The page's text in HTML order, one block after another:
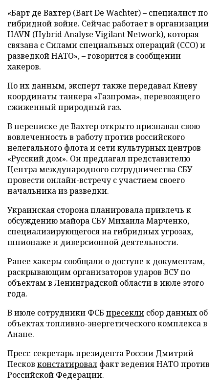
«Барт де Вахтер (Bart De Wachter) – специалист по
гибридной войне. Сейчас работает в организации
HAVN (Hybrid Analyse Vigilant Network), которая
связана с Силами специальных операций (ССО) и
разведкой НАТО», – говорится в сообщении
хакеров.
По их данным, эксперт также передавал Киеву
координаты танкера «Газпрома», перевозящего
сжиженный природный газ.
В переписке де Вахтер открыто признавал свою
вовлеченность в работу против российского
нелегального флота и сети культурных центров
«Русский дом». Он предлагал представителю
Центра международного сотрудничества СБУ
провести онлайн-встречу с участием своего
начальника из разведки.
Украинская сторона планировала привлечь к
обсуждению майора СБУ Михаила Марченко,
специализирующегося на гибридных угрозах,
шпионаже и диверсионной деятельности.
Ранее хакеры сообщали о доступе к документам,
раскрывающим организаторов ударов ВСУ по
объектам в Ленинградской области в июле этого
года.
В июле сотрудники ФСБ пресекли сбор данных об
объектах топливно-энергетического комплекса в
Анапе.
Пресс-секретарь президента России Дмитрий
Песков констатировал факт ведения НАТО против
Российской Федерации.